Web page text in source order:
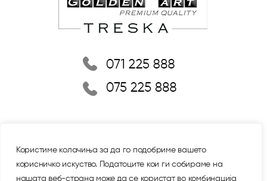
Користиме колачиња за да го подобриме вашето
корисничко искуство. Податоците кои ги собираме на
нашата веб-страна може да се користат во комбинација